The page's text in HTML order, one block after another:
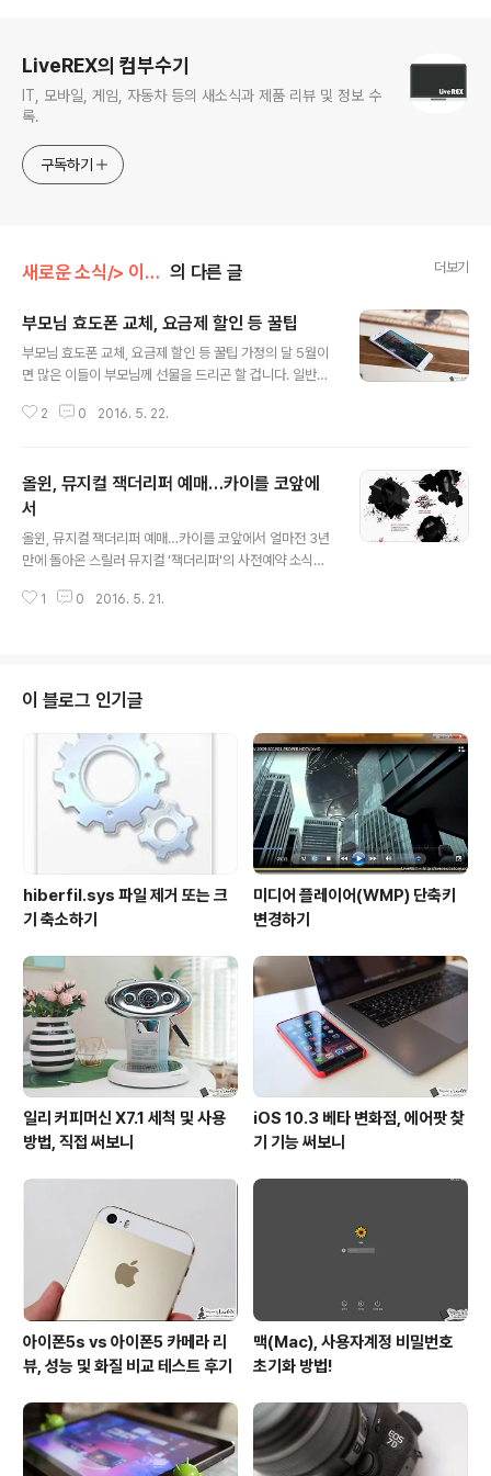
LiveREX의 컴부수기
IT, 모바일, 게임, 자동차 등의 새소식과 제품 리뷰 및 정보 수
록.
구독하기
새로운 소식/> 이벤트(Event) 의 다른 글 더보기
부모님 효도폰 교체, 요금제 할인 등 꿀팁
부모님 효도폰 교체, 요금제 할인 등 꿀팁 가정의 달 5월이
면 많은 이들이 부모님께 선물을 드리곤 할 겁니다. 일반적
있는데요. 많은 비중을 차지 하진 않는다 할지라도 이제는
더더욱 말이죠. 모든 분들이 그런 것은 아닐테지만 어느 정
도 연령대가 있는 어르신이라면, 스마트폰을 고름에 있어
핵심되는 키워드가 크게 2가지 있을 겁니다. 바로 '삼성'과
'SK텔레콤'이죠. 이어져 오던 경험을 뒤로하며 새롭게 무
의 기준이 서 있는 분들이 적지 않은 것으로 알고 있는데요.
2 0 2016. 5. 22.
올윈, 뮤지컬 잭더리퍼 예매…카이를 코앞에
서
올윈, 뮤지컬 잭더리퍼 예매…카이를 코앞에서 얼마전 3년
만에 돌아온 스릴러 뮤지컬 '잭더리퍼'의 사전예약 소식을
데 공연을 감상하는 이 입장에서 더할나위 없는 메리트를
뮤지컬 잭더리퍼는 미해결 연쇄 살인 사건을 해결하려는
형사와 희대의 살인마의 이야기를 치밀한 구성으로 풀어낸
것이 특징입니다. 지난 2009년 초연 이후 3차례 앙코르
공연을 가졌고, 2012년에는 일본에 진출하는 등 문자 그
대로 한류 뮤지컬의 대표주자라 할 수 있는 공연인데요. 소
재에서 짐작할 수 있듯 퍼즐 게임과..
1 0 2016. 5. 21.
이 블로그 인기글
hiberfil.sys 파일 제거 또는 크
기 축소하기
미디어 플레이어(WMP) 단축키
변경하기
일리 커피머신 X7.1 세척 및 사용
방법, 직접 써보니
iOS 10.3 베타 변화점, 에어팟 찾
기 기능 써보니
아이폰5s vs 아이폰5 카메라 리
뷰, 성능 및 화질 비교 테스트 후기
맥(Mac), 사용자계정 비밀번호
초기화 방법!